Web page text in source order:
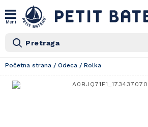
Meni
Pretraga
Početna strana / Odeca / Rolka